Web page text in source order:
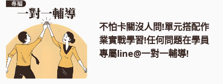
不怕卡關沒人問!單元搭配作
業實戰學習!任何問題在學員
專屬line@一對一輔導!